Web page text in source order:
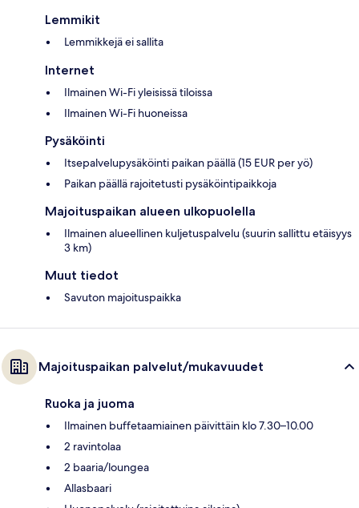
Lemmikit
Lemmikkejä ei sallita
Internet
Ilmainen Wi-Fi yleisissä tiloissa
Ilmainen Wi-Fi huoneissa
Pysäköinti
Itsepalvelupysäköinti paikan päällä (15 EUR per yö)
Paikan päällä rajoitetusti pysäköintipaikkoja
Majoituspaikan alueen ulkopuolella
Ilmainen alueellinen kuljetuspalvelu (suurin sallittu etäisyys
3 km)
Muut tiedot
Savuton majoituspaikka
Majoituspaikan palvelut/mukavuudet
Ruoka ja juoma
Ilmainen buffetaamiainen päivittäin klo 7.30–10.00
2 ravintolaa
2 baaria/loungea
Allasbaari